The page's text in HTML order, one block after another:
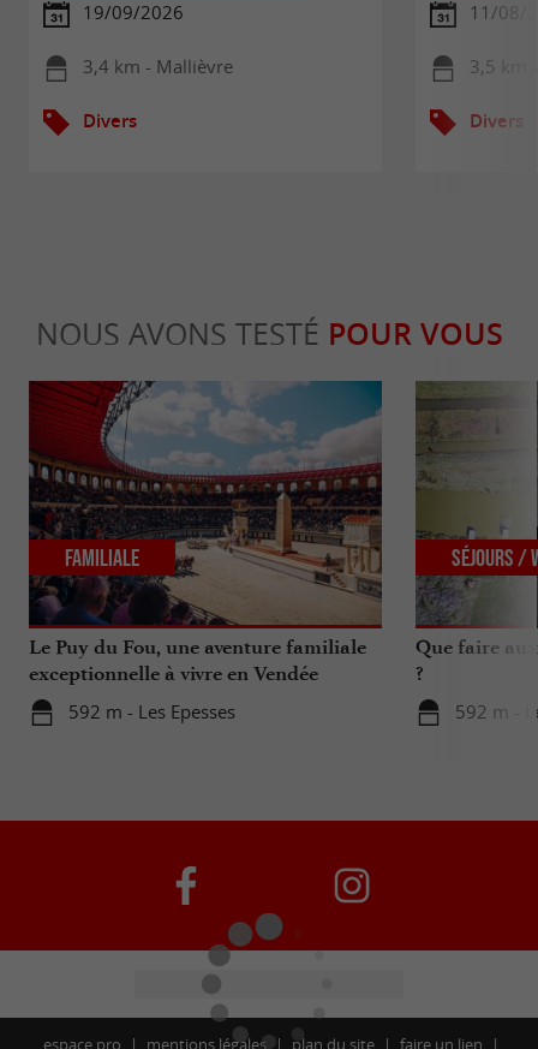
19/09/2026
3,4 km - Mallièvre
Divers
11/08/
3,5 km
Divers
NOUS AVONS TESTÉ POUR VOUS
Le Puy du Fou, une aventure familiale
exceptionnelle à vivre en Vendée
592 m - Les Epesses
Familiale
Que faire
?
592 m -
Séjours /
espace pro mentions légales plan du site faire un lien